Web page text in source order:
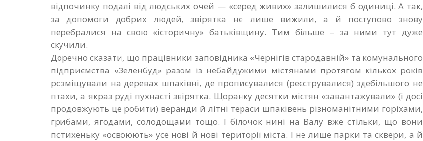
відпочинку подалі від людських очей — «серед живих» залишилися б одиниці. А так,
за допомоги добрих людей, звірятка не лише вижили, а й поступово знову
перебралися на свою «історичну» батьківщину. Тим більше – за ними тут дуже
скучили.
Доречно сказати, що працівники заповідника «Чернігів стародавній» та комунального
підприємства «Зеленбуд» разом із небайдужими містянами протягом кількох років
розміщували на деревах шпаківні, де прописувалися (реєструвалися) здебільшого не
птахи, а якраз руді пухнасті звірятка. Щоранку десятки містян «завантажували» (і досі
продовжують це робити) веранди й літні тераси шпаківень різноманітними горіхами,
грибами, ягодами, солодощами тощо. І білочок нині на Валу вже стільки, що вони
потихеньку «освоюють» усе нові й нові території міста. І не лише парки та сквери, а й